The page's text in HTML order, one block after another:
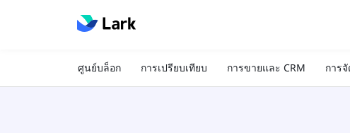
ศูนย์บล็อก การเปรียบเทียบ การขายและ CRM การ